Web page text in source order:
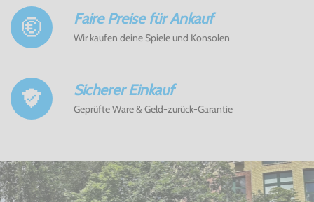
Faire Preise für Ankauf
Wir kaufen deine Spiele und Konsolen
Sicherer Einkauf
Geprüfte Ware & Geld-zurück-Garantie